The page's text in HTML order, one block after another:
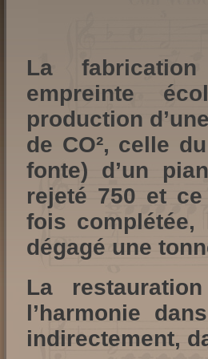
La
empreinte
production
de CO², celle
fonte) d’un
rejeté 750 et
fois complétée,
dégagé une
La
l’harmonie
indirectement,